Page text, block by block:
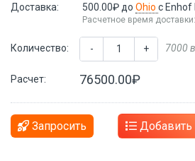
Доставка: 500.00₽ до Ohio с Enhof
Расчетное время
Количество: - + 7000
Расчет: 76500.00₽
Запросить Добавить